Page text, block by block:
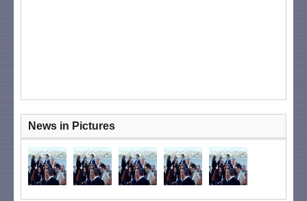
News in Pictures